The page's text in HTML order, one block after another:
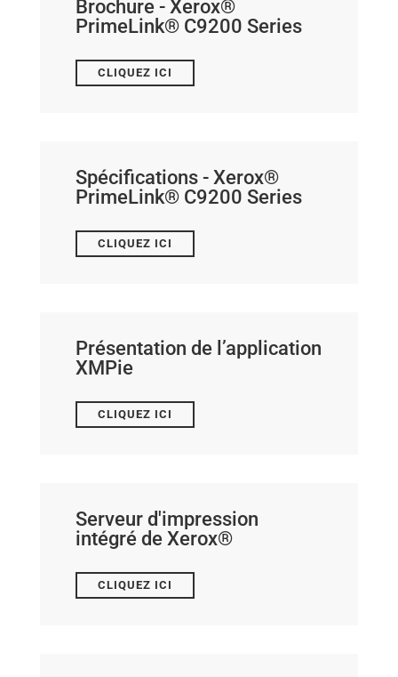
Brochure - Xerox®
PrimeLink® C9200 Series
CLIQUEZ ICI
Spécifications - Xerox®
PrimeLink® C9200 Series
CLIQUEZ ICI
Présentation de l’application
XMPie
CLIQUEZ ICI
Serveur d'impression
intégré de Xerox®
CLIQUEZ ICI